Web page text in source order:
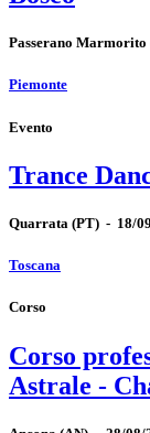
Passerano Marmorito
Piemonte
Evento
Trance
Quarrata (PT) - 18/
Toscana
Corso
Corso
Astrale -